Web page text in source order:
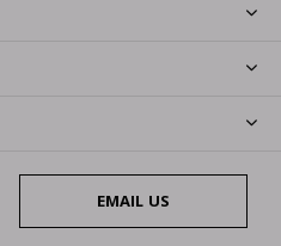
EMAIL US